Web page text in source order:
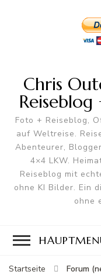
Chris
Foto + Reiseblog,
auf Weltreise.
Abenteurer,
4×4 LKW.
Reiseblog mit
ohne KI Bilder. Ein
ohne
Startseite Forum